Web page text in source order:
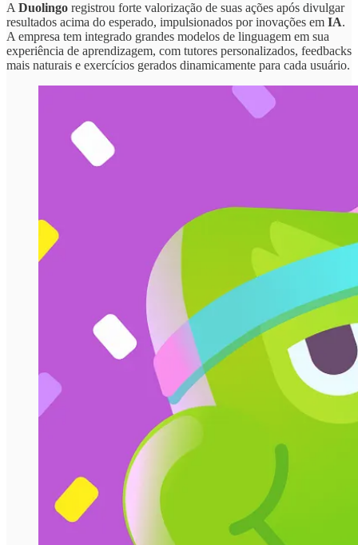
ADuolingo registrou forte valorização de suas ações após divulgar
resultados acima do esperado, impulsionados por inovações em IA.
A empresa tem integrado grandes modelos de linguagem em sua
experiência de aprendizagem, com tutores personalizados, feedbacks
mais naturais e exercícios gerados dinamicamente para cada usuário.